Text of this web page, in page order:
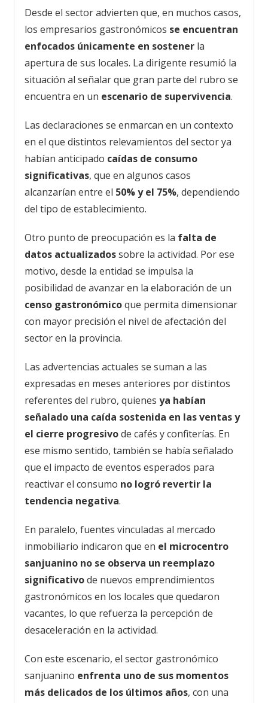
Desde el sector advierten que, en muchos casos,
los empresarios gastronómicos se encuentran
enfocados únicamente en sostener la
apertura de sus locales. La dirigente resumió la
situación al señalar que gran parte del rubro se
encuentra en un escenario de supervivencia.
Las declaraciones se enmarcan en un contexto
en el que distintos relevamientos del sector ya
habían anticipado caídas de consumo
significativas, que en algunos casos
alcanzarían entre el 50% y el 75%, dependiendo
del tipo de establecimiento.
Otro punto de preocupación es la falta de
datos actualizadossobre la actividad. Por ese
motivo, desde la entidad se impulsa la
posibilidad de avanzar en la elaboración de un
censo gastronómicoque permita dimensionar
con mayor precisión el nivel de afectación del
sector en la provincia.
Las advertencias actuales se suman a las
expresadas en meses anteriores por distintos
referentes del rubro, quienes ya habían
señalado una caída sostenida en las ventas y
el cierre progresivode cafés y confiterías. En
ese mismo sentido, también se había señalado
que el impacto de eventos esperados para
reactivar el consumo no logró revertir la
tendencia negativa.
En paralelo, fuentes vinculadas al mercado
inmobiliario indicaron que en el microcentro
sanjuanino no se observa un reemplazo
significativode nuevos emprendimientos
gastronómicos en los locales que quedaron
vacantes, lo que refuerza la percepción de
desaceleración en la actividad.
Con este escenario, el sector gastronómico
sanjuanino enfrenta uno de sus momentos
más delicados de los últimos años, con una